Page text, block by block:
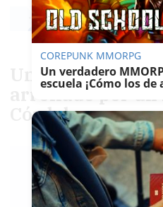
Un niño de
arrollado por
Córdoba
17/
COREPUNK MMORPG
Un verdadero
escuela ¡Cómo los